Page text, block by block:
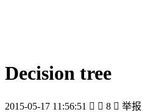
Decision tree
2015-05-17 11:56:51   8  举报